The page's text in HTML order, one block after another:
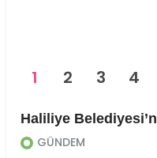
GÜNDEM
1 2 3 4